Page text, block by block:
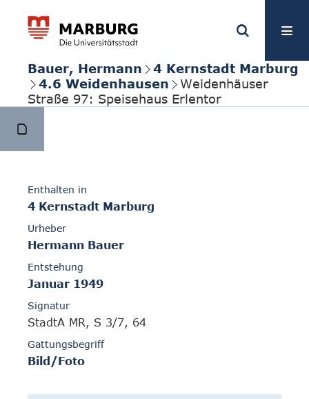
Bauer, Hermann
4 Kernstadt Marburg
4.6 Weidenhausen
Weidenhäuser
Straße 97: Speisehaus Erlentor
Enthalten in
4 Kernstadt Marburg
Urheber
Hermann Bauer
Entstehung
Januar 1949
Signatur
StadtA MR, S 3/7, 64
Gattungsbegriff
Bild/Foto